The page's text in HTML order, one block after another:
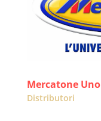
Mercatone Uno
Distributori